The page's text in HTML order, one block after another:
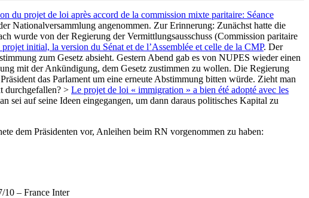
du projet de loi après accord de la commission mixte paritaire: Séance
Nationalversammlung angenommen. Zur Erinnerung: Zunächst hatte die
wurde von der Regierung der Vermittlungsausschuss (Commission paritaire
initial, la version du Sénat et de l’Assemblée et celle de la CMP. Der
zum Gesetz absieht. Gestern Abend gab es von NUPES wieder einen
mit der Ankündigung, dem Gesetz zustimmen zu wollen. Die Regierung
das Parlament um eine erneute Abstimmung bitten würde. Zieht man
durchgefallen? > Le projet de loi « immigration » a bien été adopté avec les
auf seine Ideen eingegangen, um dann daraus politisches Kapital zu
dem Präsidenten vor, Anleihen beim RN vorgenommen zu haben:
10 – France Inter